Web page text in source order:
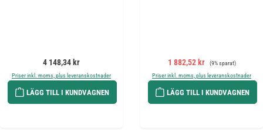
Ordinarie pris:
4 148,34 kr
Priser inkl. moms, plus leveranskostnader
LÄGG TILL I KUNDVAGNEN
Försäljningspris:
1 882,52 kr Ordinarie pris:
(9% sparat)
Priser inkl. moms, plus leveranskostnader
LÄGG TILL I KUNDVAGNEN